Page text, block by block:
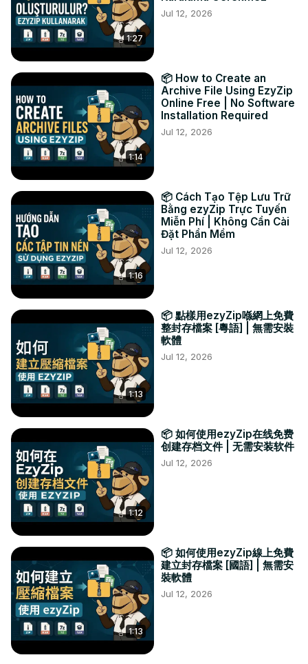
4. Fare clic su "Salva file ZIP" per salvare il file ZIP
convertito nella cartella di destinazione selezionata.
È così facile! 🐵
#lzh #zip #convert
TWITTER: https://twitter.com/ezyZip
FACEBOOK: https://www.facebook.com/ezyzip/
1:27
Jul 12, 2026
1:14
📦 How to Create an
Archive File Using EzyZip
Online Free | No Software
Installation Required
Jul 12, 2026
1:16
📦 Cách Tạo Tệp Lưu Trữ
Bằng ezyZip Trực Tuyến
Miễn Phí | Không Cần Cài
Đặt Phần Mềm
Jul 12, 2026
1:13
📦 點樣用ezyZip喺網上免費
整封存檔案 [粵語] | 無需安裝
軟體
Jul 12, 2026
1:12
📦 如何使用ezyZip在线免费
创建存档文件 | 无需安装软件
Jul 12, 2026
1:13
📦 如何使用ezyZip線上免費
建立封存檔案 [國語] | 無需安
裝軟體
Jul 12, 2026